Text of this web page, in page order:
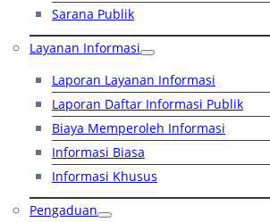
Sarana Publik
Layanan Informasi
Laporan Layanan Informasi
Laporan Daftar Informasi Publik
Biaya Memperoleh Informasi
Informasi Biasa
Informasi Khusus
Pengaduan